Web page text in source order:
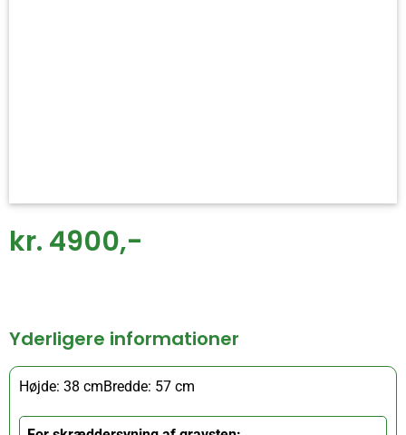
kr. 4900,-
Yderligere informationer
Højde: 38 cmBredde: 57 cm